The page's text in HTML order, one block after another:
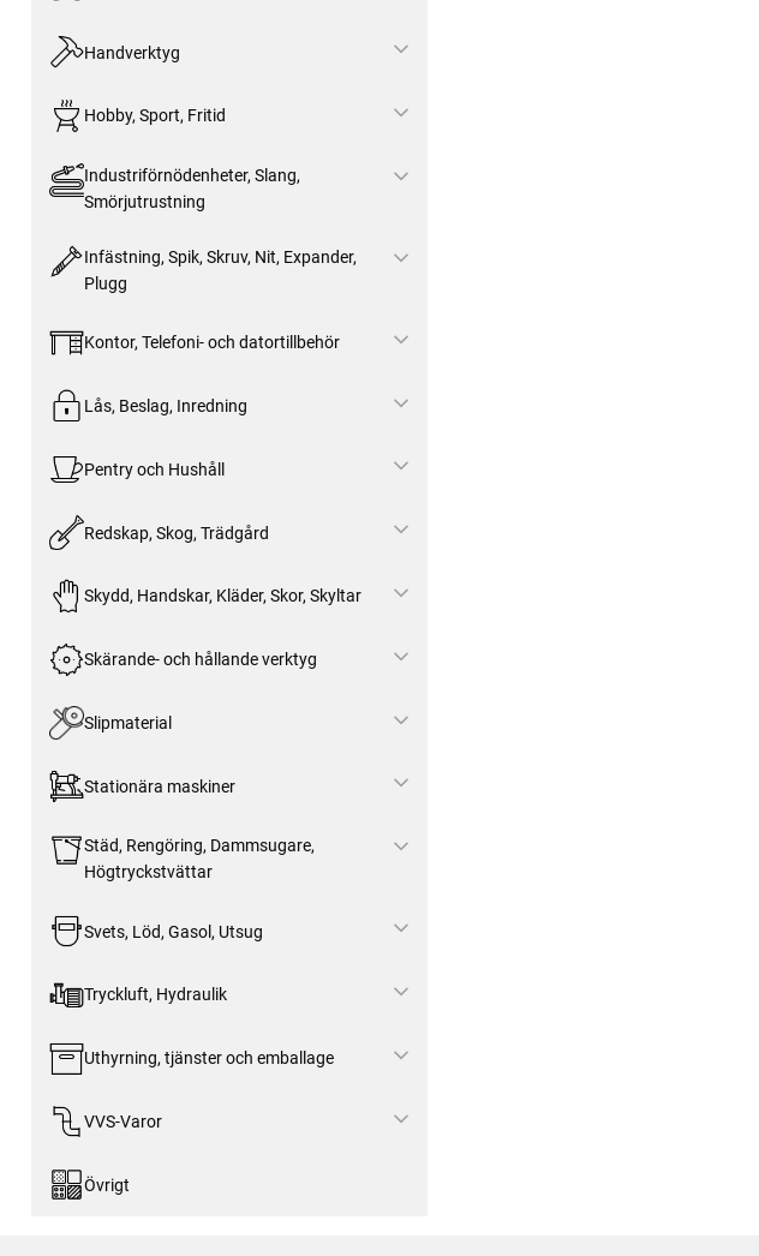
Handverktyg
Hobby, Sport, Fritid
Industriförnödenheter, Slang,
Smörjutrustning
Infästning, Spik, Skruv, Nit, Expander,
Plugg
Kontor, Telefoni- och datortillbehör
Lås, Beslag, Inredning
Pentry och Hushåll
Redskap, Skog, Trädgård
Skydd, Handskar, Kläder, Skor, Skyltar
Skärande- och hållande verktyg
Slipmaterial
Stationära maskiner
Städ, Rengöring, Dammsugare,
Högtryckstvättar
Svets, Löd, Gasol, Utsug
Tryckluft, Hydraulik
Uthyrning, tjänster och emballage
VVS-Varor
Övrigt